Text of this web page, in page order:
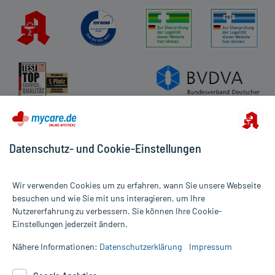
Alle Preise gelten inkl. MwSt., ggf. zzgl. Versandkosten
Informationen auf dieser Website werden ausschließlich für
die Untersuchung und Behandlung durch einen Arzt. Bitte
Datenschutz- und Cookie-Einstellungen
Wir verwenden Cookies um zu erfahren, wann Sie unsere Webseite
besuchen und wie Sie mit uns interagieren, um Ihre
Nutzererfahrung zu verbessern. Sie können Ihre Cookie-
Einstellungen jederzeit ändern.
Nähere Informationen: Datenschutzerklärung Impressum